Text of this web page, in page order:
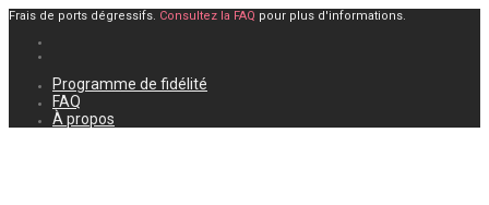
Frais de ports dégressifs. Consultez la FAQ pour plus d'informations.
Programme de fidélité
FAQ
À propos